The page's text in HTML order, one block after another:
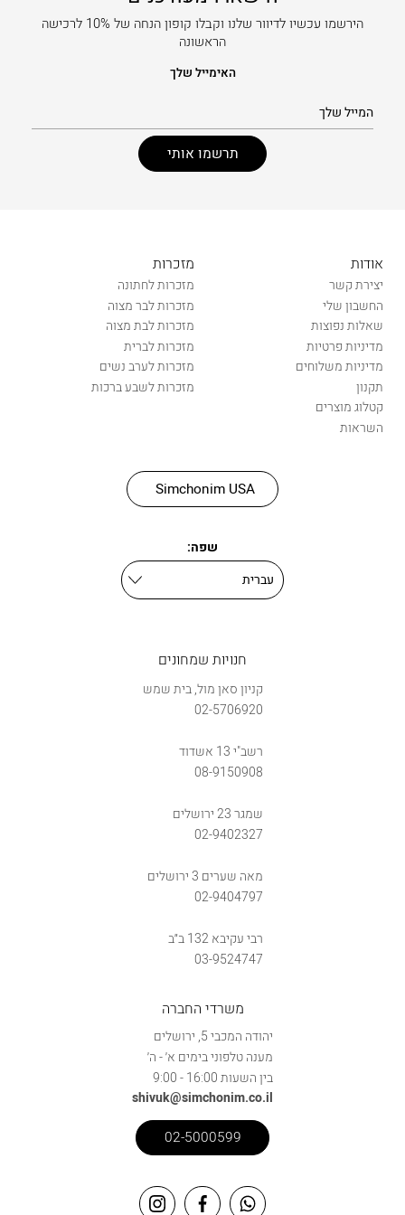
הירשמו עכשיו לדיוור שלנו וקבלו קופון הנחה של 10% לרכישה
הראשונה
האימייל שלך
אודות
יצירת קשר
החשבון שלי
שאלות נפוצות
מדיניות פרטיות
מדיניות משלוחים
תקנון
קטלוג מוצרים
השראות
מזכרות
מזכרות לחתונה
מזכרות לבר מצוה
מזכרות לבת מצוה
מזכרות לברית
מזכרות לערב נשים
מזכרות לשבע ברכות
Simchonim USA
שפה:
חנויות שמחונים
קניון סאן מול, בית שמש
02-5706920
רשב"י 13 אשדוד
08-9150908
שמגר 23 ירושלים
02-9402327
מאה שערים 3 ירושלים
02-9404797
רבי עקיבא 132 ב״ב
03-9524747
משרדי החברה
יהודה המכבי 5, ירושלים
מענה טלפוני בימים א׳ - ה׳
בין השעות 16:00 - 9:00
shivuk@simchonim.co.il
02-5000599